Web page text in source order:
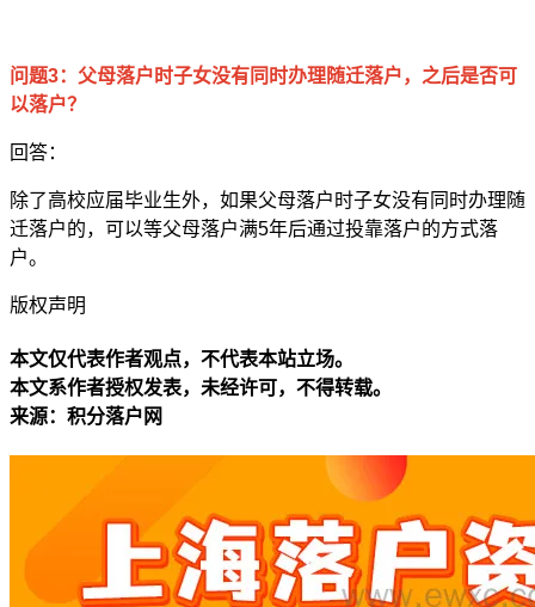
问题3：父母落户时子女没有同时办理随迁落户，之后是否可
以落户？
回答：
除了高校应届毕业生外，如果父母落户时子女没有同时办理随
迁落户的，可以等父母落户满5年后通过投靠落户的方式落
户。
版权声明
本文仅代表作者观点，不代表本站立场。
本文系作者授权发表，未经许可，不得转载。
来源：积分落户网